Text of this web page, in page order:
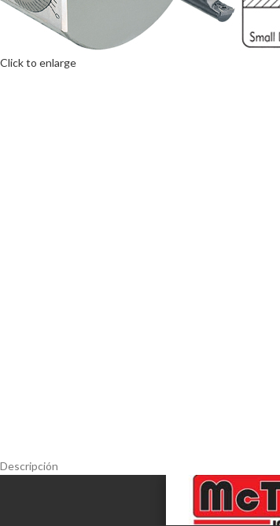
Click to enlarge
Descripción